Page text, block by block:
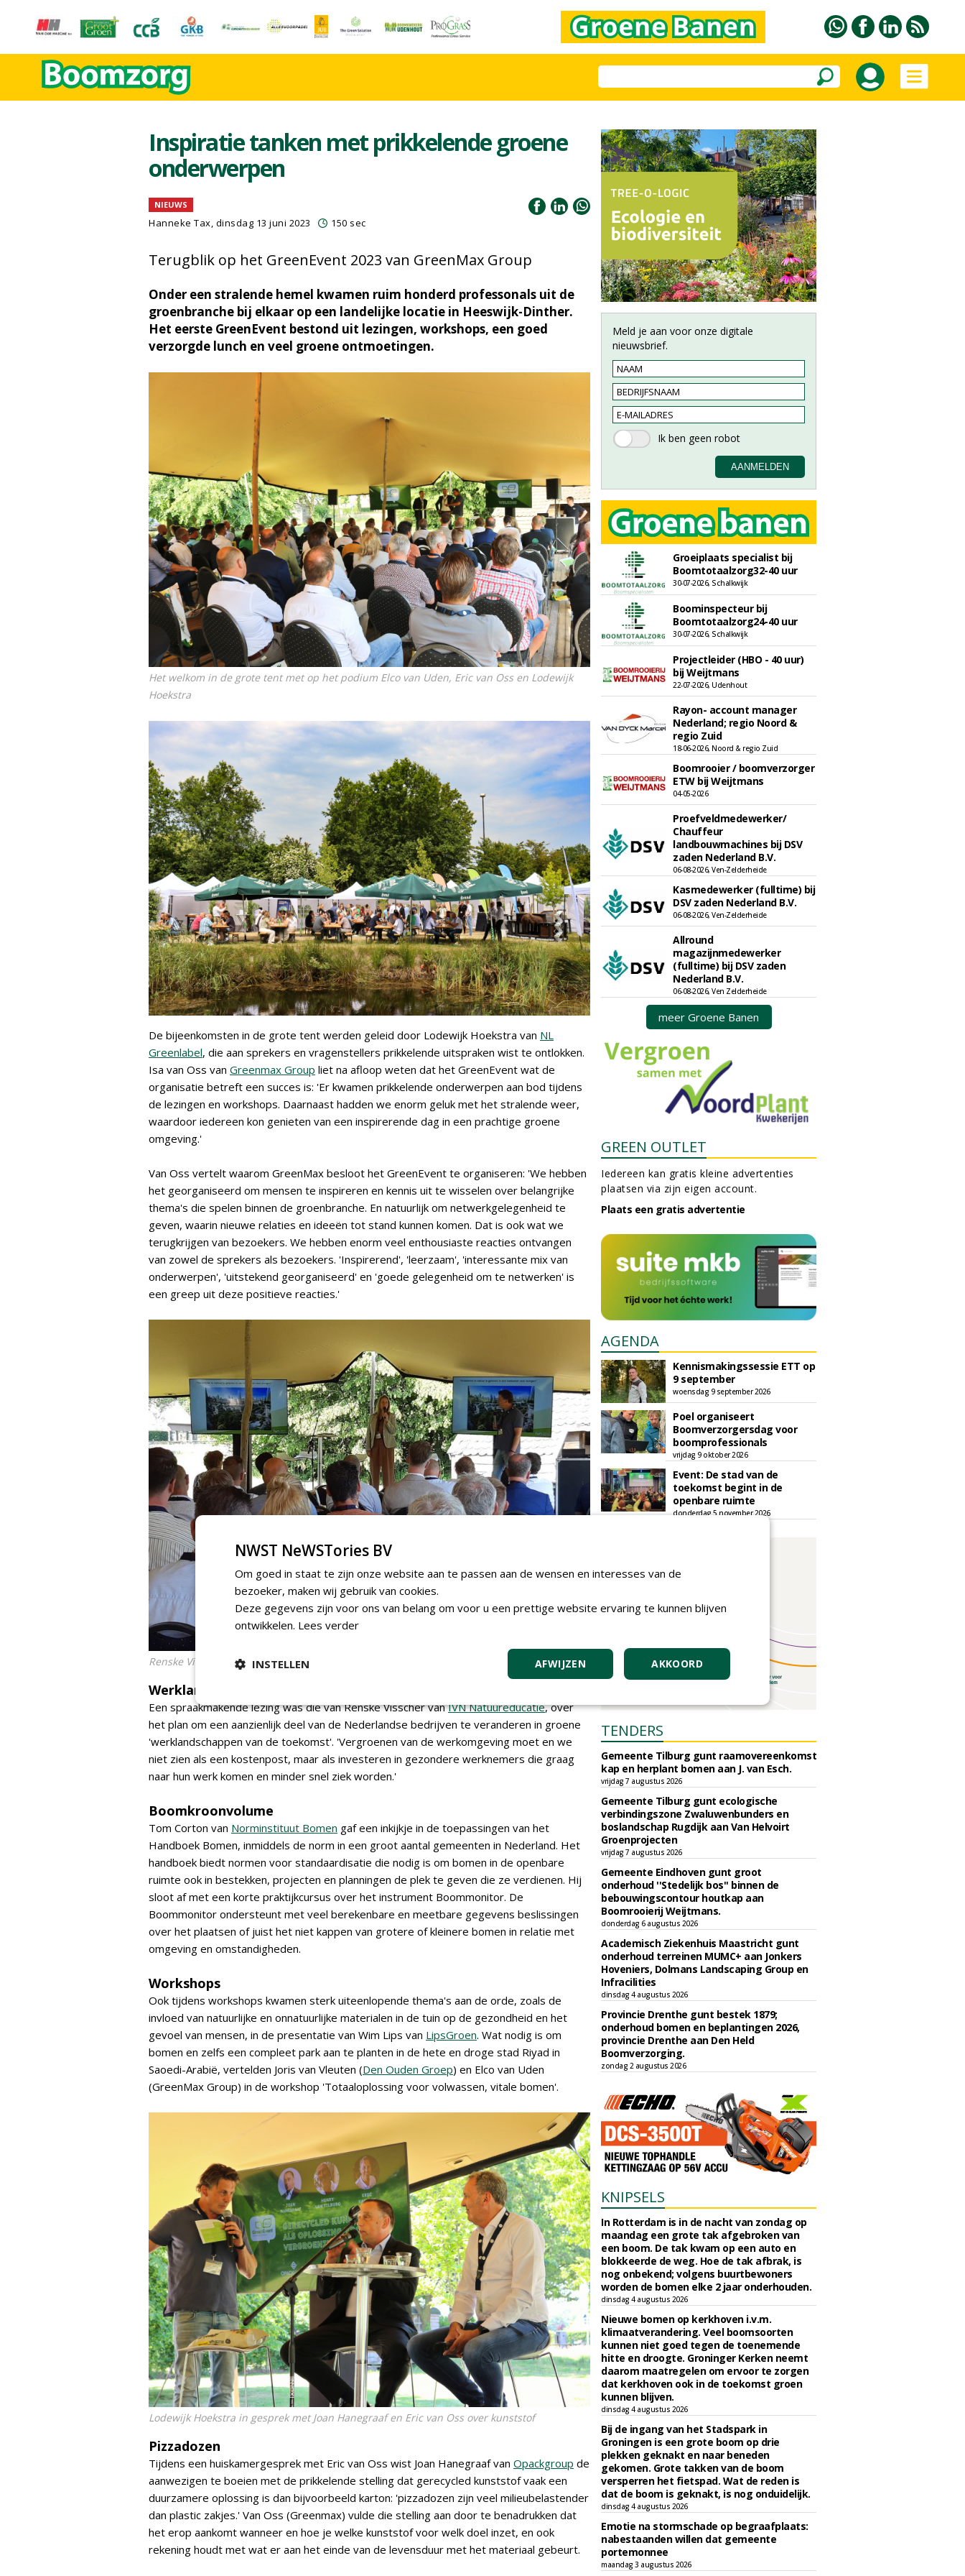
Inspiratie tanken met prikkelende groene
onderwerpen
NIEUWS
Hanneke Tax, dinsdag 13 juni 2023 150 sec
Terugblik op het GreenEvent 2023 van GreenMax Group
Onder een stralende hemel kwamen ruim honderd professonals uit de
groenbranche bij elkaar op een landelijke locatie in Heeswijk-Dinther.
Het eerste GreenEvent bestond uit lezingen, workshops, een goed
verzorgde lunch en veel groene ontmoetingen.
Het welkom in de grote tent met op het podium Elco van Uden, Eric van Oss en Lodewijk
Hoekstra
De bijeenkomsten in de grote tent werden geleid door Lodewijk Hoekstra van NL
Greenlabel, die aan sprekers en vragenstellers prikkelende uitspraken wist te ontlokken.
Isa van Oss van Greenmax Group liet na afloop weten dat het GreenEvent wat de
organisatie betreft een succes is: 'Er kwamen prikkelende onderwerpen aan bod tijdens
de lezingen en workshops. Daarnaast hadden we enorm geluk met het stralende weer,
waardoor iedereen kon genieten van een inspirerende dag in een prachtige groene
omgeving.'
Van Oss vertelt waarom GreenMax besloot het GreenEvent te organiseren: 'We hebben
het georganiseerd om mensen te inspireren en kennis uit te wisselen over belangrijke
thema's die spelen binnen de groenbranche. En natuurlijk om netwerkgelegenheid te
geven, waarin nieuwe relaties en ideeën tot stand kunnen komen. Dat is ook wat we
terugkrijgen van bezoekers. We hebben enorm veel enthousiaste reacties ontvangen
van zowel de sprekers als bezoekers. 'Inspirerend', 'leerzaam', 'interessante mix van
onderwerpen', 'uitstekend georganiseerd' en 'goede gelegenheid om te netwerken' is
een greep uit deze positieve reacties.'
Renske Visscher van IVN spreekt over werklandschappen van de toekomst
Werklandschappen
Een spraakmakende lezing was die van Renske Visscher vanIVN Natuureducatie, over
het plan om een aanzienlijk deel van de Nederlandse bedrijven te veranderen in groene
'werklandschappen van de toekomst'. 'Vergroenen van de werkomgeving moet en we
niet zien als een kostenpost, maar als investeren in gezondere werknemers die graag
naar hun werk komen en minder snel ziek worden.'
Boomkroonvolume
Tom Corton van Norminstituut Bomen gaf een inkijkje in de toepassingen van het
Handboek Bomen, inmiddels de norm in een groot aantal gemeenten in Nederland. Het
handboek biedt normen voor standaardisatie die nodig is om bomen in de openbare
ruimte ook in bestekken, projecten en planningen de plek te geven die ze verdienen. Hij
sloot af met een korte praktijkcursus over het instrument Boommonitor. De
Boommonitor ondersteunt met veel berekenbare en meetbare gegevens beslissingen
over het plaatsen of juist het niet kappen van grotere of kleinere bomen in relatie met
omgeving en omstandigheden.
Workshops
Ook tijdens workshops kwamen sterk uiteenlopende thema's aan de orde, zoals de
invloed van natuurlijke en onnatuurlijke materialen in de tuin op de gezondheid en het
gevoel van mensen, in de presentatie van Wim Lips van LipsGroen. Wat nodig is om
bomen en zelfs een compleet park aan te planten in de hete en droge stad Riyad in
Saoedi-Arabië, vertelden Joris van Vleuten (Den Ouden Groep) en Elco van Uden
(GreenMax Group) in de workshop 'Totaaloplossing voor volwassen, vitale bomen'.
Lodewijk Hoekstra in gesprek met Joan Hanegraaf en Eric van Oss over kunststof
Pizzadozen
Tijdens een huiskamergesprek met Eric van Oss wist Joan Hanegraaf van Opackgroup de
aanwezigen te boeien met de prikkelende stelling dat gerecycled kunststof vaak een
duurzamere oplossing is dan bijvoorbeeld karton: 'pizzadozen zijn veel milieubelastender
dan plastic zakjes.' Van Oss (Greenmax) vulde die stelling aan door te benadrukken dat
het erop aankomt wanneer en hoe je welke kunststof voor welk doel inzet, en ook
rekening houdt met wat er aan het einde van de levensduur met het materiaal gebeurt.
Meld je aan voor onze digitale
nieuwsbrief.
Groeiplaats specialist bij
Boomtotaalzorg32-40 uur
30-07-2026, Schalkwijk
Boominspecteur bij
Boomtotaalzorg24-40 uur
30-07-2026, Schalkwijk
Projectleider (HBO - 40 uur)
bij Weijtmans
22-07-2026, Udenhout
Rayon- account manager
Nederland; regio Noord &
regio Zuid
18-06-2026, Noord & regio Zuid
Boomrooier / boomverzorger
ETW bij Weijtmans
04-05-2026
Proefveldmedewerker/
Chauffeur
landbouwmachines bij DSV
zaden Nederland B.V.
06-08-2026, Ven-Zelderheide
Kasmedewerker (fulltime) bij
DSV zaden Nederland B.V.
06-08-2026, Ven-Zelderheide
Allround
magazijnmedewerker
(fulltime) bij DSV zaden
Nederland B.V.
06-08-2026, Ven Zelderheide
meer Groene Banen
GREEN OUTLET
Iedereen kan gratis kleine advertenties
plaatsen via zijn eigen account.
Plaats een gratis advertentie
AGENDA
Kennismakingssessie ETT op
9 september
woensdag 9 september 2026
Poel organiseert
Boomverzorgersdag voor
boomprofessionals
vrijdag 9 oktober 2026
Event: De stad van de
toekomst begint in de
openbare ruimte
donderdag 5 november 2026
TENDERS
Gemeente Tilburg gunt raamovereenkomst
kap en herplant bomen aan J. van Esch.
vrijdag 7 augustus 2026
Gemeente Tilburg gunt ecologische
verbindingszone Zwaluwenbunders en
boslandschap Rugdijk aan Van Helvoirt
Groenprojecten
vrijdag 7 augustus 2026
Gemeente Eindhoven gunt groot
onderhoud ''Stedelijk bos'' binnen de
bebouwingscontour houtkap aan
Boomrooierij Weijtmans.
donderdag 6 augustus 2026
Academisch Ziekenhuis Maastricht gunt
onderhoud terreinen MUMC+ aan Jonkers
Hoveniers, Dolmans Landscaping Group en
Infracilities
dinsdag 4 augustus 2026
Provincie Drenthe gunt bestek 1879;
onderhoud bomen en beplantingen 2026,
provincie Drenthe aan Den Held
Boomverzorging.
zondag 2 augustus 2026
KNIPSELS
In Rotterdam is in de nacht van zondag op
maandag een grote tak afgebroken van
een boom. De tak kwam op een auto en
blokkeerde de weg. Hoe de tak afbrak, is
nog onbekend; volgens buurtbewoners
worden de bomen elke 2 jaar onderhouden.
dinsdag 4 augustus 2026
Nieuwe bomen op kerkhoven i.v.m.
klimaatverandering. Veel boomsoorten
kunnen niet goed tegen de toenemende
hitte en droogte. Groninger Kerken neemt
daarom maatregelen om ervoor te zorgen
dat kerkhoven ook in de toekomst groen
kunnen blijven.
dinsdag 4 augustus 2026
Bij de ingang van het Stadspark in
Groningen is een grote boom op drie
plekken geknakt en naar beneden
gekomen. Grote takken van de boom
versperren het fietspad. Wat de reden is
dat de boom is geknakt, is nog onduidelijk.
dinsdag 4 augustus 2026
Emotie na stormschade op begraafplaats:
nabestaanden willen dat gemeente
portemonnee
maandag 3 augustus 2026
NWST NeWSTories BV
Om goed in staat te zijn onze website aan te passen aan de wensen en interesses van de
bezoeker, maken wij gebruik van cookies.
Deze gegevens zijn voor ons van belang om voor u een prettige website ervaring te kunnen blijven
ontwikkelen. Lees verder
AKKOORD
AFWIJZEN
INSTELLEN